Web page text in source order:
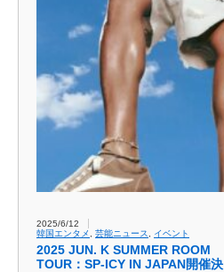
2025/6/12
韓国エンタメ
芸能ニュース イベント
2025 JUN. K SUMMER ROOM
TOUR：SP-ICY IN JAPAN開催決